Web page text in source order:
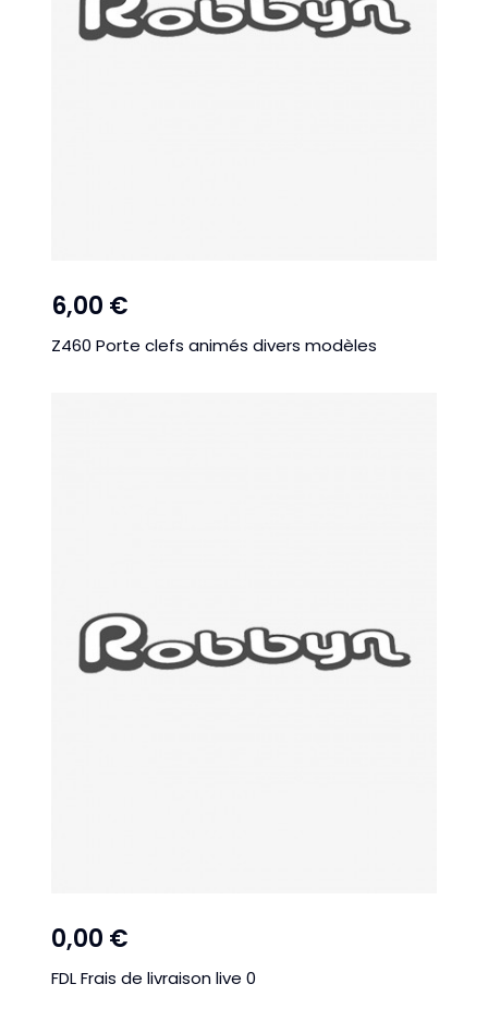
6,00 €
Z460 Porte clefs animés divers modèles
0,00 €
FDL Frais de livraison live 0